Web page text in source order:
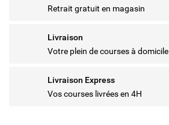
Retrait gratuit en magasin
Livraison
Votre plein de courses à domicile
Livraison Express
Vos courses livrées en 4H